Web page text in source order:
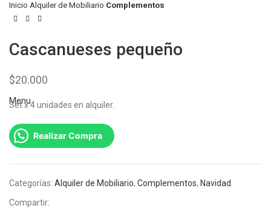
Menu
Inicio Alquiler de Mobiliario Complementos
Cascanueses pequeño
$20.000
Set x 4 unidades en alquiler.
Realizar Compra
Categorías: Alquiler de Mobiliario, Complementos, Navidad
Compartir: